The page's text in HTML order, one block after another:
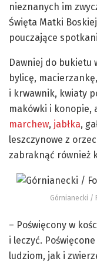
nieznanych im
Święta Matki
pouczające
Dawniej do bukietu
bylicę,
i krwawnik, kwiaty
makówki i konopie,
marchew, jabłka,
leszczynowe z
zabraknąć również
Górnianecki /
– Poświęcony w
i leczyć.
ludziom, jak i